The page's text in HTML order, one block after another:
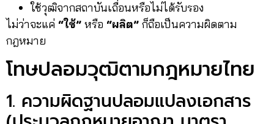
ใช้วุฒิจากสถาบันเถื่อนหรือไม่ได้รับรอง
ไม่ว่าจะแค่ “ใช้” หรือ “ผลิต” ก็ถือเป็นความผิดตาม
กฎหมาย
โทษปลอมวุฒิตามกฎหมายไทย
1. ความผิดฐานปลอมแปลงเอกสาร